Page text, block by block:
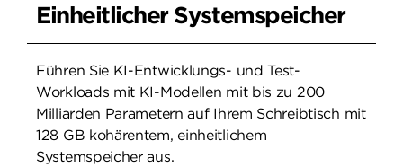
Einheitlicher Systemspeicher
Führen Sie KI-Entwicklungs- und Test-
Workloads mit KI-Modellen mit bis zu 200
Milliarden Parametern auf Ihrem Schreibtisch mit
128 GB kohärentem, einheitlichem
Systemspeicher aus.